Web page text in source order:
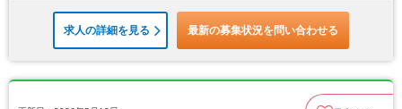
求人の詳細を見る 最新の募集状況を問い合わせる